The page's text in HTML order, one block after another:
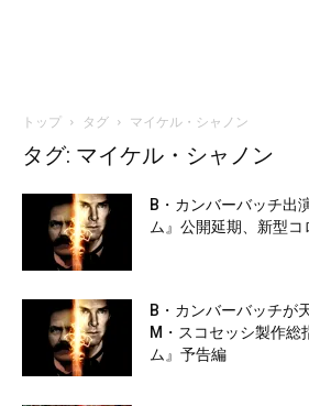
トップ タグ マイケル・シャノン
タグ: マイケル・シャノン
B・カンバーバッチ出
ム』公開延期、新型
B・カンバーバッチが
M・スコセッシ製作総
ム』予告編